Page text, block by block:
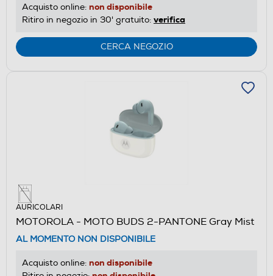
Acquisto online: non disponibile
Ritiro in negozio in 30' gratuito: verifica
CERCA NEGOZIO
AURICOLARI
MOTOROLA - MOTO BUDS 2-PANTONE Gray Mist
AL MOMENTO NON DISPONIBILE
Acquisto online: non disponibile